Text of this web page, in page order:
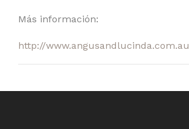
Más información:
http://